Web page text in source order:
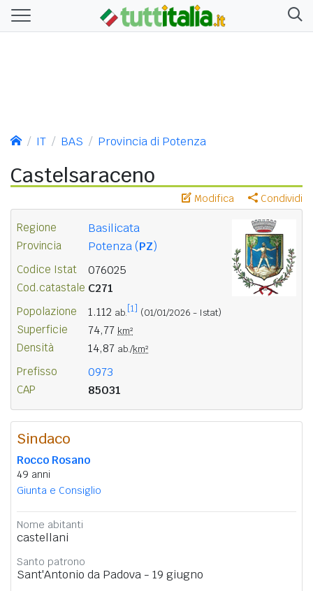
IT BAS Provincia di Potenza
Castelsaraceno
Modifica Condividi
Regione Basilicata
Provincia Potenza (PZ)
Codice Istat 076025
Cod.catastale C271
Popolazione 1.112 ab. [1] (01/01/2026 - Istat)
Superficie 74,77 km²
Densità 14,87 ab./km²
Prefisso 0973
CAP 85031
Sindaco
Rocco Rosano
49 anni
Giunta e Consiglio
Nome abitanti
castellani
Santo patrono
Sant'Antonio da Padova - 19 giugno